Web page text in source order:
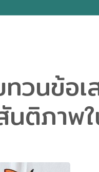
วนข้อ
ติภาพ